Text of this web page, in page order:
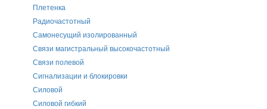
Плетенка
Радиочастотный
Самонесущий изолированный
Связи магистральный высокочастотный
Связи полевой
Сигнализации и блокировки
Силовой
Силовой гибкий